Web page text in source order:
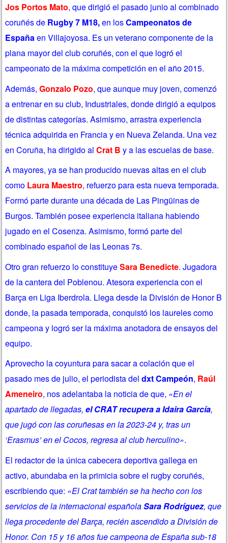
Jos Portos Mato, que dirigió el pasado junio alcombinado
coruñés de Rugby 7 M18,en losCampeonatos de
Españaen Villajoyosa. Es un veterano componente de la
plana mayor del club coruñés, con el que logró el
campeonato de la máxima competición en el año 2015.
Además,Gonzalo Pozo, que aunque muy joven, comenzó
a entrenar en su club, Industriales, donde dirigió a equipos
de distintas categorías. Asimismo, arrastra experiencia
técnica adquirida en Francia y en Nueva Zelanda. Una vez
en Coruña, ha dirigido alCrat B y a las escuelas de base.
A mayores, ya se han producido nuevas altas en el club
como Laura Maestro, refuerzo para esta nueva temporada.
Formó parte durante una década de Las Pingüinas de
Burgos. También posee experiencia italiana habiendo
jugado en el Cosenza. Asimismo, formó parte del
combinado español de las Leonas 7s.
Otro gran refuerzo lo constituyeSara Benedicte. Jugadora
de la cantera del Poblenou. Atesora experiencia con el
Barça en Liga Iberdrola. Llega desde la División de Honor B
donde, la pasada temporada, conquistó los laureles como
campeona y logró ser la máxima anotadora de ensayos del
equipo.
Aprovecho la coyuntura para sacar a colación que el
pasado mes de julio, el periodista deldxt Campeón, Raúl
Ameneiro, nos adelantaba la noticia de que, «En el
apartado de llegadas,el CRAT recupera a Idaira García,
que jugó con las coruñesas en la 2023-24 y, tras un
‘Erasmus’ en el Cocos, regresa al club herculino».
El redactor de la única cabecera deportiva gallega en
activo, abundaba en la primicia sobre el rugby coruñés,
escribiendo que: «El Crat también se ha hecho con los
servicios de la internacional españolaSara Rodríguez, que
llega procedente del Barça, recién ascendido a División de
Honor. Con 15 y 16 años fue campeona de España sub-18